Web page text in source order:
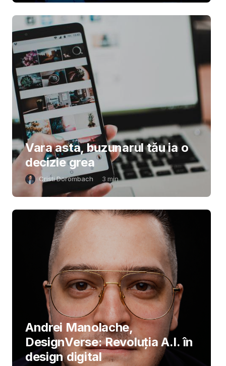
Vara asta, buzunarul tău ia o
decizie grea
Cristi Dorombach 3 min
Andrei Manolache,
DesignVerse: Revoluția A.I. în
design digital